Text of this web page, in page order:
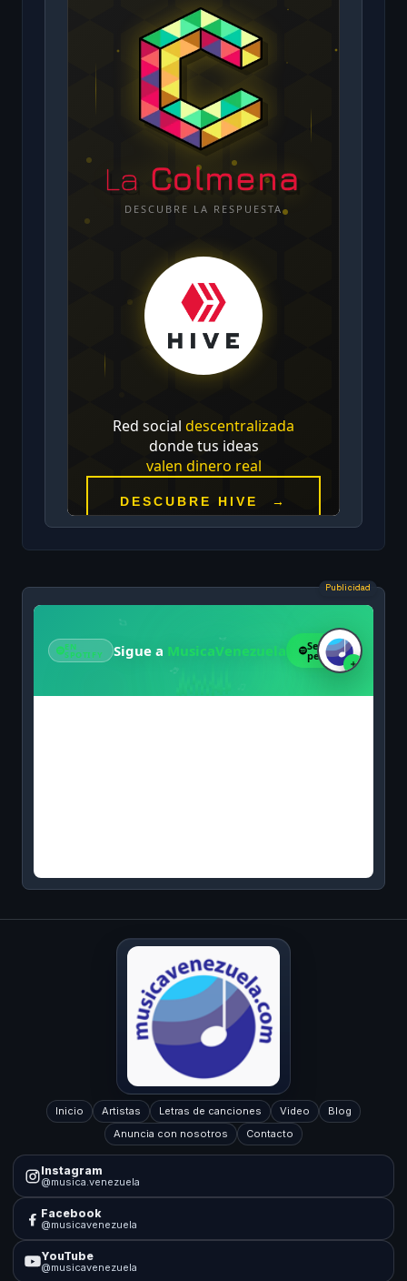
Publicidad
Inicio Artistas Letras de canciones Video
Blog
Anuncia con nosotros
Contacto
Instagram
@musica.venezuela
Facebook
@musicavenezuela
YouTube
@musicavenezuela